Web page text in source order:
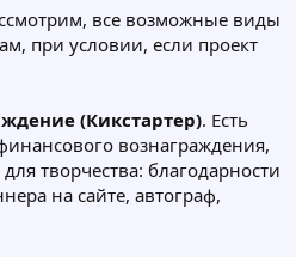
все возможные виды
при условии, если проект
(Кикстартер). Есть
вознаграждения,
творчества: благодарности
на сайте, автограф,